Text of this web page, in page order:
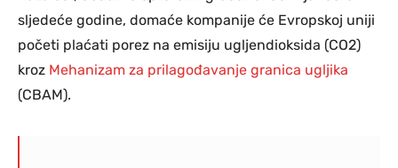
sljedeće godine, domaće kompanije će Evropskoj uniji
početi plaćati porez na emisiju ugljendioksida (CO2)
kroz Mehanizam za prilagođavanje granica ugljika
(CBAM).